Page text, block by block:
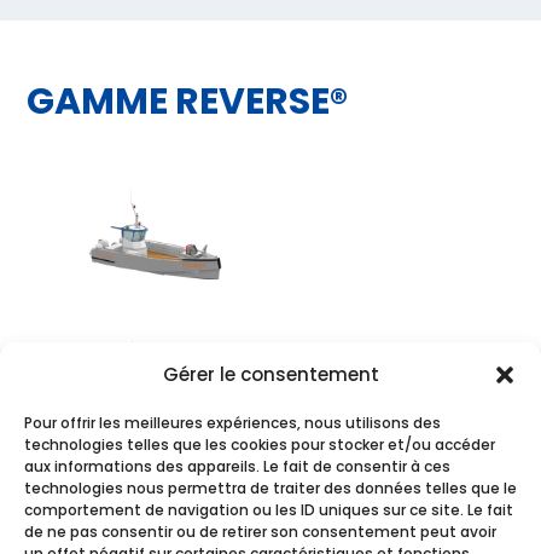
Gérer le consentement
Pour offrir les meilleures expériences, nous utilisons des
technologies telles que les cookies pour stocker et/ou accéder
aux informations des appareils. Le fait de consentir à ces
technologies nous permettra de traiter des données telles que le
comportement de navigation ou les ID uniques sur ce site. Le fait
de ne pas consentir ou de retirer son consentement peut avoir
GAMME REVERSE®
AMARÈS REVERSE
800 CASEYEUR